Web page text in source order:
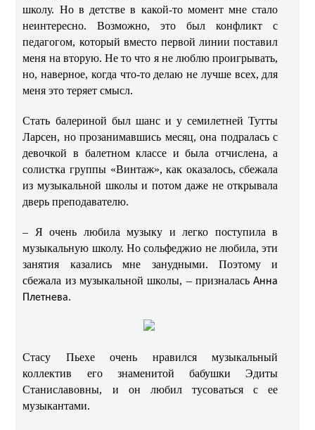
школу. Но в детстве в какой-то момент мне стало
неинтересно. Возможно, это был конфликт с
педагогом, который вместо первой линии поставил
меня на вторую. Не то что я не люблю проигрывать,
но, наверное, когда что-то делаю не лучше всех, для
меня это теряет смысл.
Стать балериной был шанс и у семилетней Тутты
Ларсен, но прозанимавшись месяц, она подралась с
девочкой в балетном классе и была отчислена, а
солистка группы «Винтаж», как оказалось, сбежала
из музыкальной школы и потом даже не открывала
дверь преподавателю.
– Я очень любила музыку и легко поступила в
музыкальную школу. Но сольфеджио не любила, эти
занятия казались мне занудными. Поэтому и
сбежала из музыкальной школы, – призналасьАнна
Плетнева.
Стасу Пьехеочень нравился музыкальный
коллектив его знаменитой бабушки Эдиты
Станиславовны, и он любил тусоваться с ее
музыкантами.